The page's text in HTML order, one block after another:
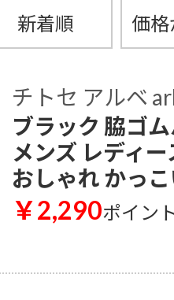
新着順 価
チトセ アルベ
ブラック 脇ゴ
メンズ レディ
おしゃれ かっ
￥2,290ポイン